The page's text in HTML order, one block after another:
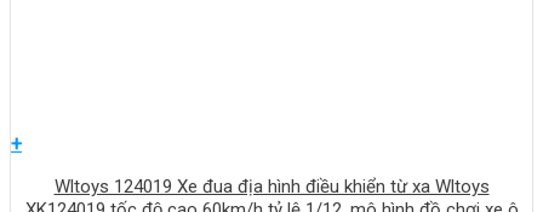
+
Wltoys 124019 Xe đua địa hình điều khiển từ xa Wltoys